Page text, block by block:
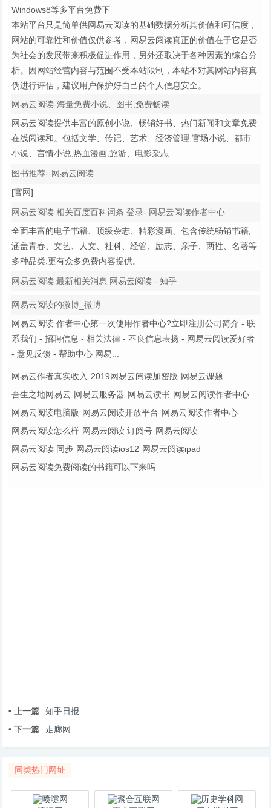
Windows8等多平台免费下
本站平台只是简单供网易云阅读的基础数据分析其价值和可信度，
网站的可靠性和价值仅供参考，网易云阅读真正的价值在于它是否
为社会的发展带来积极促进作用，另外还取决于各种因素的综合分
析。因网站经营内容与范围不受本站限制，本站不对其网站内容真
伪进行评估，建议用户保护好自己的个人信息安全。
网易云阅读-海量免费小说、图书,免费畅读
网易云阅读提供丰富的原创小说、畅销好书、热门新闻和文章免费
在线阅读和。包括文学、传记、艺术、经济管理,官场小说、都市
小说、言情小说,热血漫画,旅游、电影杂志...
图书推荐--网易云阅读
[官网]
网易云阅读 相关百度百科词条 登录- 网易云阅读作者中心
全面丰富的电子书籍、顶级杂志、精彩漫画、包含传统畅销书籍,
涵盖青春、文艺、人文、社科、经管、励志、亲子、两性、名著等
多种品类,更有众多免费内容提供。
网易云阅读 最新相关消息 网易云阅读 - 知乎
网易云阅读的微博_微博
网易云阅读 作者中心第一次使用作者中心?立即注册公司简介 - 联
系我们 - 招聘信息 - 相关法律 - 不良信息表扬 - 网易云阅读爱好者
- 意见反馈 - 帮助中心 网易...
网易云作者真实收入 2019网易云阅读加密版 网易云课题
吾生之地网易云 网易云服务器 网易云读书 网易云阅读作者中心
网易云阅读电脑版 网易云阅读开放平台 网易云阅读作者中心
网易云阅读怎么样 网易云阅读 订阅号 网易云阅读
网易云阅读 同步 网易云阅读ios12 网易云阅读ipad
网易云阅读免费阅读的书籍可以下来吗
• 上一篇
知乎日报
• 下一篇
走廊网
同类热门网址